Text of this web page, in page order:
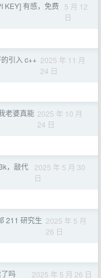
KEY] 有感，免费
5 月 12
日
引入 c++ 2025 年 11 月
24 日
老婆真能 2025 年 10 月
24 日
，敲代
2025 年 5 月 30
日
211 研究生 2025 年 5 月
26 日
吗 2025 年 5 月 26 日